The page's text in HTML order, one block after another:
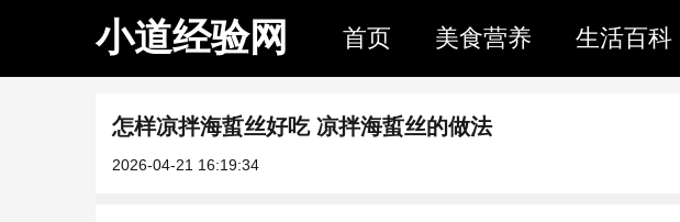
小道经验网 首页 美食营养 生活百科
怎样凉拌海蜇丝好吃 凉拌海蜇丝的做法
2026-04-21 16:19:34